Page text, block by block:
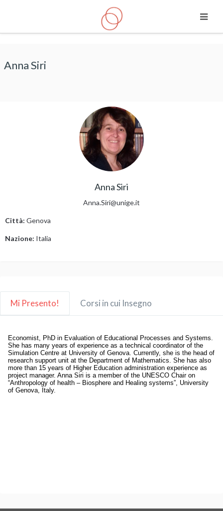
Anna Siri
Anna Siri
Anna.Siri@unige.it
Città: Genova
Nazione: Italia
Mi Presento! Corsi in cui Insegno
Economist, PhD in Evaluation of Educational Processes and Systems.
She has many years of experience as a technical coordinator of the
Simulation Centre at University of Genova. Currently, she is the head of
research support unit at the Department of Mathematics. She has also
more than 15 years of Higher Education administration experience as
project manager. Anna Siri is a member of the UNESCO Chair on
“Anthropology of health – Biosphere and Healing systems”, University
of Genova, Italy.